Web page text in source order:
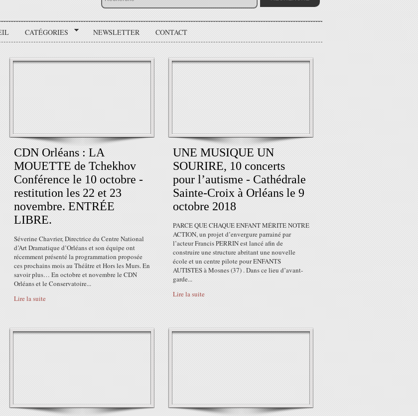
CATÉGORIES NEWSLETTER CONTACT
CDN Orléans : LA
MOUETTE de Tchekhov
Conférence le 10 octobre -
restitution les 22 et 23
novembre. ENTRÉE
LIBRE.
Séverine Chavrier, Directrice du Centre National
d’Art Dramatique d’Orléans et son équipe ont
récemment présenté la programmation proposée
ces prochains mois au Théâtre et Hors les Murs. En
savoir plus… En octobre et novembre le CDN
Orléans et le Conservatoire...
Lire la suite
UNE MUSIQUE UN
SOURIRE, 10 concerts
pour l’autisme - Cathédrale
Sainte-Croix à Orléans le 9
octobre 2018
PARCE QUE CHAQUE ENFANT MÉRITE NOTRE
ACTION, un projet d’envergure parrainé par
l’acteur Francis PERRIN est lancé afin de
construire une structure abritant une nouvelle
école et un centre pilote pour ENFANTS
AUTISTES à Mosnes (37) . Dans ce lieu d’avant-
garde...
Lire la suite